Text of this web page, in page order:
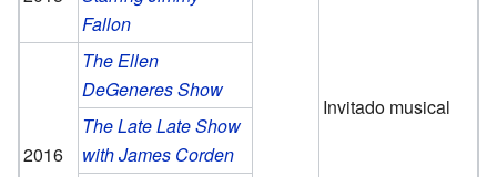
Fallon
Invitado musical
2016
The Ellen
DeGeneres Show
The Late Late Show
with James Corden